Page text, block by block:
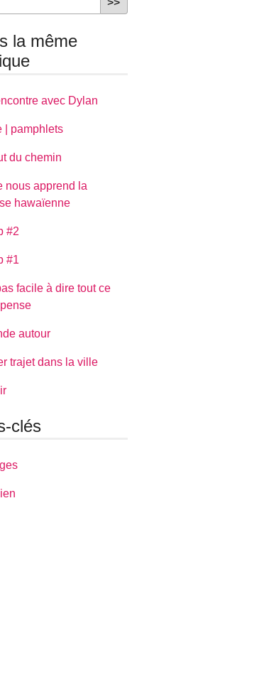
la même
avec Dylan
| pamphlets
du chemin
nous apprend la
hawaïenne
#2
#1
facile à dire tout ce
autour
trajet dans la ville
clés